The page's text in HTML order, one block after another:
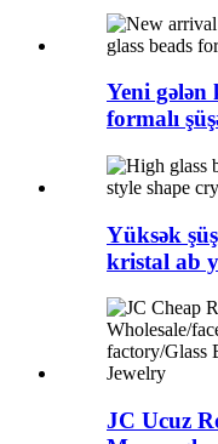
Yeni gələn
formalı
Yüksək
kristal ab
JC Ucuz